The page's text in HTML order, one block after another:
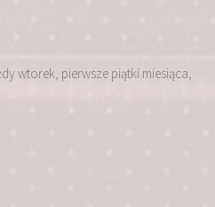
wtorek, pierwsze piątki miesiąca,